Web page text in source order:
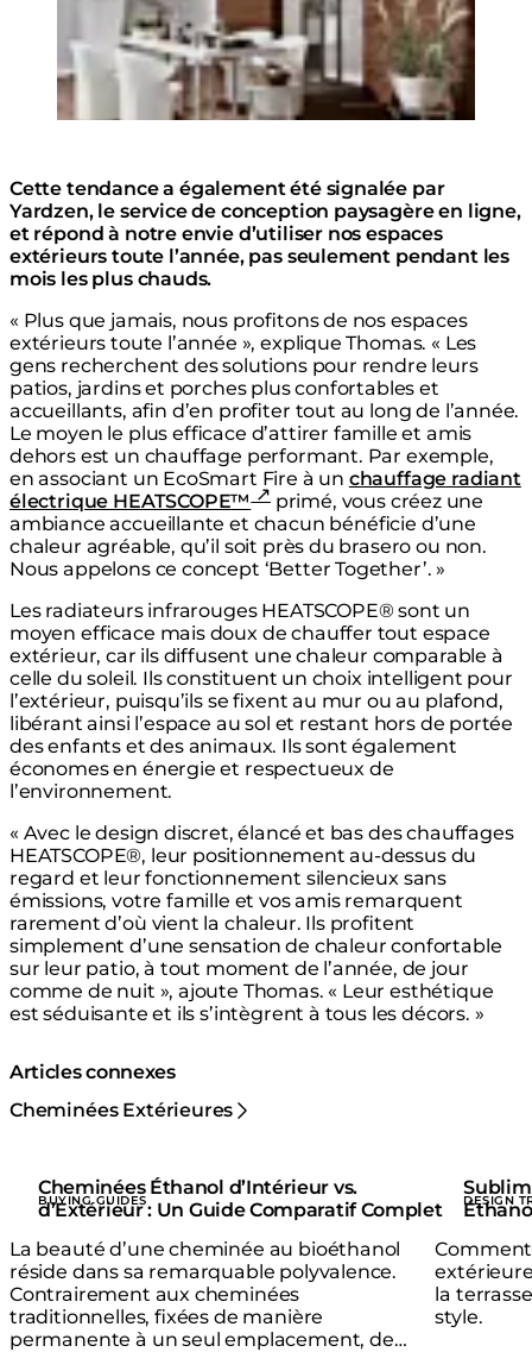
Chauffage radiant Vision 3200W
Cette tendance a également été signalée par
Yardzen, le service de conception paysagère en ligne,
et répond à notre envie d’utiliser nos espaces
extérieurs toute l’année, pas seulement pendant les
mois les plus chauds.
« Plus que jamais, nous profitons de nos espaces
extérieurs toute l’année », explique Thomas. « Les
gens recherchent des solutions pour rendre leurs
patios, jardins et porches plus confortables et
accueillants, afin d’en profiter tout au long de l’année.
Le moyen le plus efficace d’attirer famille et amis
dehors est un chauffage performant. Par exemple,
en associant un EcoSmart Fire à un chauffage radiant
électrique HEATSCOPE™
primé, vous créez une
ambiance accueillante et chacun bénéficie d’une
chaleur agréable, qu’il soit près du brasero ou non.
Nous appelons ce concept ‘Better Together’. »
Les radiateurs infrarouges HEATSCOPE® sont un
moyen efficace mais doux de chauffer tout espace
extérieur, car ils diffusent une chaleur comparable à
celle du soleil. Ils constituent un choix intelligent pour
l’extérieur, puisqu’ils se fixent au mur ou au plafond,
libérant ainsi l’espace au sol et restant hors de portée
des enfants et des animaux. Ils sont également
économes en énergie et respectueux de
l’environnement.
« Avec le design discret, élancé et bas des chauffages
HEATSCOPE®, leur positionnement au-dessus du
regard et leur fonctionnement silencieux sans
émissions, votre famille et vos amis remarquent
rarement d’où vient la chaleur. Ils profitent
simplement d’une sensation de chaleur confortable
sur leur patio, à tout moment de l’année, de jour
comme de nuit », ajoute Thomas. « Leur esthétique
est séduisante et ils s’intègrent à tous les décors. »
Articles connexes
Cheminées Extérieures
Cheminées Éthanol d’Intérieur vs.
d’Extérieur : Un Guide Comparatif Complet
BUYING GUIDES
La beauté d’une cheminée au bioéthanol
réside dans sa remarquable polyvalence.
Contrairement aux cheminées
traditionnelles, fixées de manière
permanente à un seul emplacement, de
DESIGN
la
style.